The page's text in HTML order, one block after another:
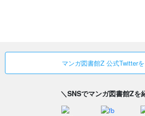
マンガ図書館Z 公式Twitter
＼SNSでマンガ図書館Zを